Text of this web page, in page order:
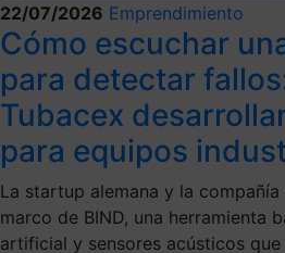
22/07/2026 Emprendimiento
Cómo escuchar
para detectar
Tubacex
para equipos
La startup alemana y la
marco de BIND, una herramienta
artificial y sensores acústicos